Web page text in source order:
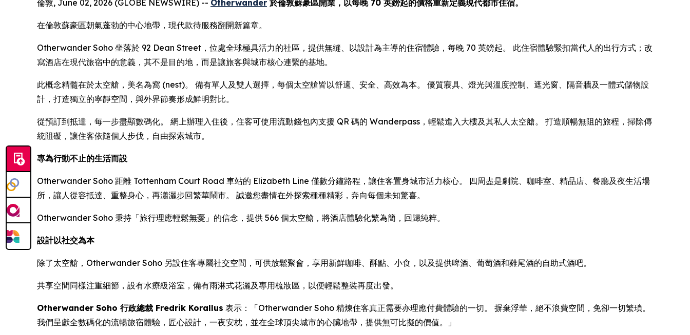
倫敦, June 02, 2026 (GLOBE NEWSWIRE) -- Otherwander 於倫敦蘇豪區開業，以每晚 70 英鎊起的價格重新定義現代都市住宿。
在倫敦蘇豪區朝氣蓬勃的中心地帶，現代款待服務翻開新篇章。
Otherwander Soho 坐落於 92 Dean Street，位處全球極具活力的社區，提供無縫、以設計為主導的住宿體驗，每晚 70 英鎊起。 此住宿體驗緊扣當代人的出行方式；改
寫酒店在現代旅宿中的意義，其不是目的地，而是讓旅客與城市核心連繫的基地。
此概念精髓在於太空艙，美名為窩 (nest)。 備有單人及雙人選擇，每個太空艙皆以舒適、安全、高效為本。 優質寢具、燈光與溫度控制、遮光窗、隔音牆及一體式儲物設
計，打造獨立的寧靜空間，與外界節奏形成鮮明對比。
從預訂到抵達，每一步盡顯數碼化。 網上辦理入住後，住客可使用流動錢包內支援 QR 碼的 Wanderpass，輕鬆進入大樓及其私人太空艙。 打造順暢無阻的旅程，掃除傳
統阻礙，讓住客依隨個人步伐，自由探索城市。
專為行動不止的生活而設
Otherwander Soho 距離 Tottenham Court Road 車站的 Elizabeth Line 僅數分鐘路程，讓住客置身城市活力核心。 四周盡是劇院、咖啡室、精品店、餐廳及夜生活場
所，讓人從容抵達、重整身心，再瀟灑步回繁華鬧市。 誠邀您盡情在外探索種種精彩，奔向每個未知驚喜。
Otherwander Soho 秉持「旅行理應輕鬆無憂」的信念，提供 566 個太空艙，將酒店體驗化繁為簡，回歸純粹。
設計以社交為本
除了太空艙，Otherwander Soho 另設住客專屬社交空間，可供放鬆聚會，享用新鮮咖啡、酥點、小食，以及提供啤酒、葡萄酒和雞尾酒的自助式酒吧。
共享空間同樣注重細節，設有水療級浴室，備有雨淋式花灑及專用梳妝區，以便輕鬆整裝再度出發。
Otherwander Soho 行政總裁 Fredrik Korallus 表示：「Otherwander Soho 精煉住客真正需要亦理應付費體驗的一切。 摒棄浮華，絕不浪費空間，免卻一切繁瑣。
我們呈獻全數碼化的流暢旅宿體驗，匠心設計，一夜安枕，並在全球頂尖城市的心臟地帶，提供無可比擬的價值。」